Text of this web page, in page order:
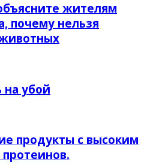
жителям
почему нельзя
на убой
продукты с высоким